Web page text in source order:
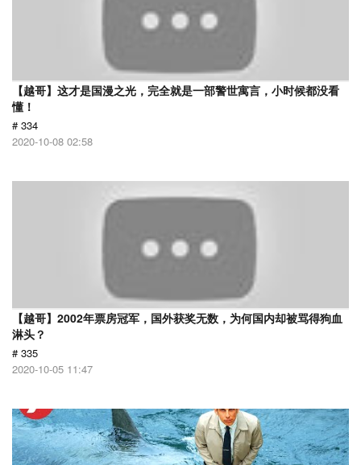
【越哥】这才是国漫之光，完全就是一部警世寓言，小时候都没看
懂！
# 334
2020-10-08 02:58
【越哥】2002年票房冠军，国外获奖无数，为何国内却被骂得狗血
淋头？
# 335
2020-10-05 11:47